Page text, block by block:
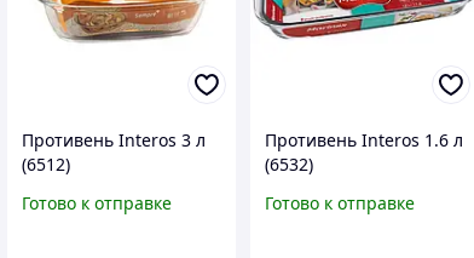
Противень Interos 3 л
(6512)
Готово к отправке
Противень Interos 1.6 л
(6532)
Готово к отправке